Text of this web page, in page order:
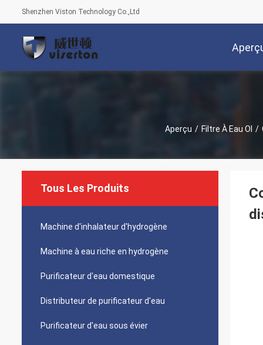
Shenzhen Viston Technology Co.,Ltd
Aperçu / Filtre À Eau OI /
Tous Les Produits
Machine d'inhalateur d'hydrogène
Machine à eau riche en hydrogène
Purificateur d'eau domestique
Distributeur de purificateur d'eau
Purificateur d'eau sous évier